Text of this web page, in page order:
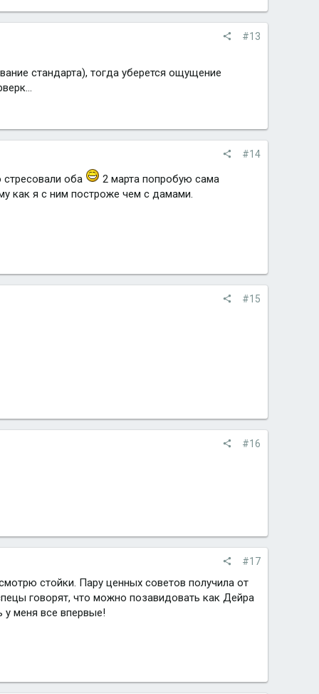
#13
стандарта), тогда уберется ощущение
#14
оба
2 марта попробую сама
как я с ним построже чем с дамами.
#15
#16
#17
стойки. Пару ценных советов получила от
говорят, что можно позавидовать как Дейра
у меня все впервые!